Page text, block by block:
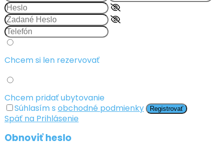
Chcem si len rezervovať
Chcem pridať ubytovanie
Súhlasím s obchodné podmienky Registrovať
Späť na Prihlásenie
Obnoviť heslo